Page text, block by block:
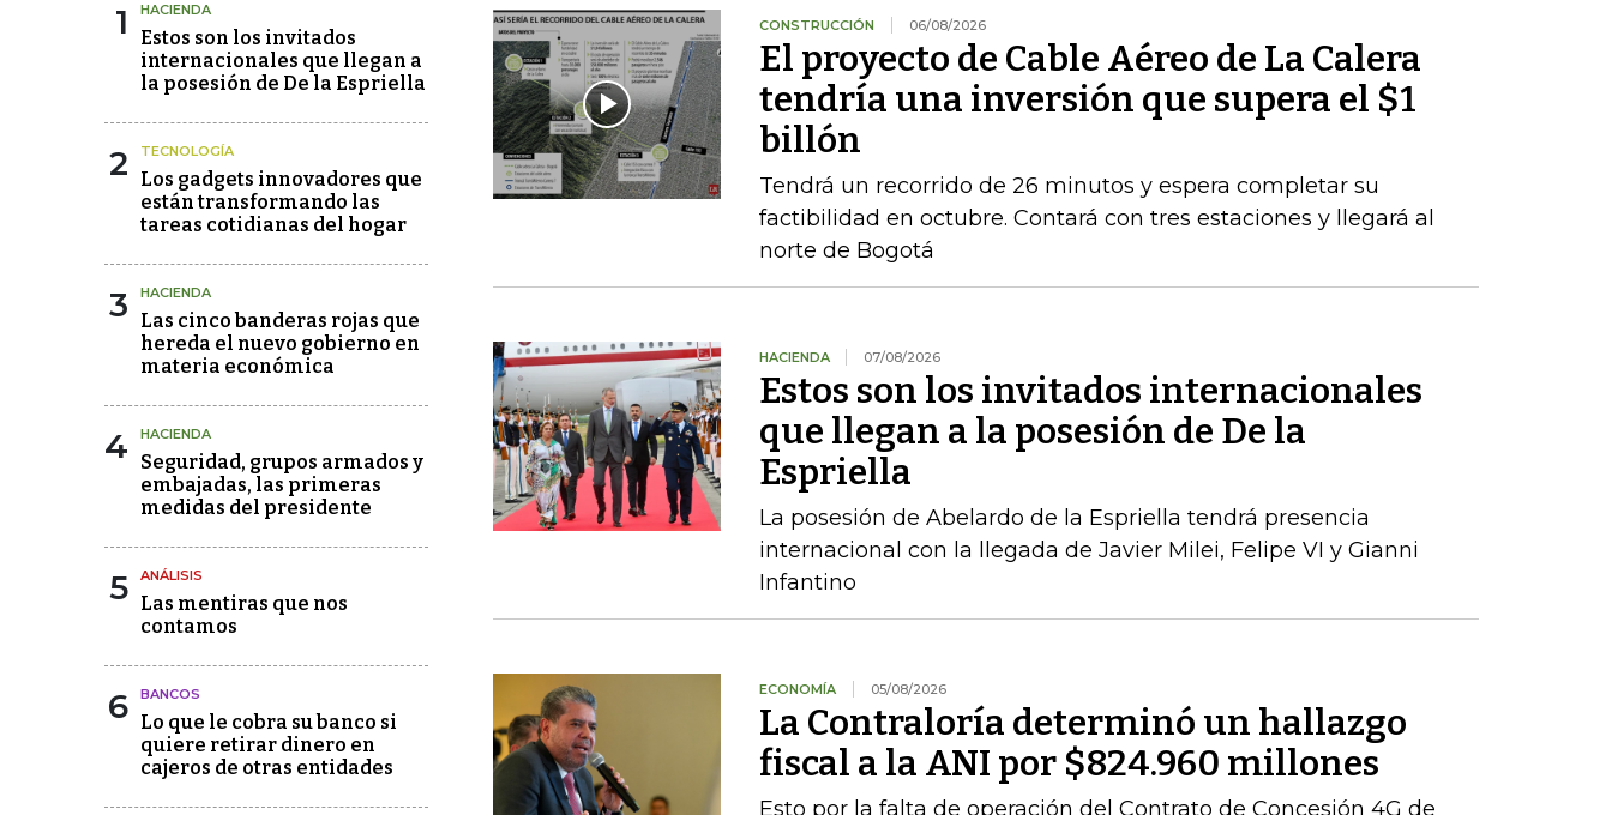
1 HACIENDA
Estos son los invitados
internacionales que llegan a
la posesión de De la Espriella
2 TECNOLOGÍA
Los gadgets innovadores que
están transformando las
tareas cotidianas del hogar
3 HACIENDA
Las cinco banderas rojas que
hereda el nuevo gobierno en
materia económica
4 HACIENDA
Seguridad, grupos armados y
embajadas, las primeras
medidas del presidente
5 ANÁLISIS
Las mentiras que nos
contamos
6 BANCOS
Lo que le cobra su banco si
quiere retirar dinero en
cajeros de otras entidades
CONSTRUCCIÓN 06/08/2026
El proyecto de Cable Aéreo de La Calera
tendría una inversión que supera el $1
billón
Tendrá un recorrido de 26 minutos y espera completar su
factibilidad en octubre. Contará con tres estaciones y llegará al
norte de Bogotá
HACIENDA 07/08/2026
Estos son los invitados internacionales
que llegan a la posesión de De la
Espriella
La posesión de Abelardo de la Espriella tendrá presencia
internacional con la llegada de Javier Milei, Felipe VI y Gianni
Infantino
ECONOMÍA 05/08/2026
La Contraloría determinó un hallazgo
fiscal a la ANI por $824.960 millones
Esto por la falta de operación del Contrato de Concesión 4G de